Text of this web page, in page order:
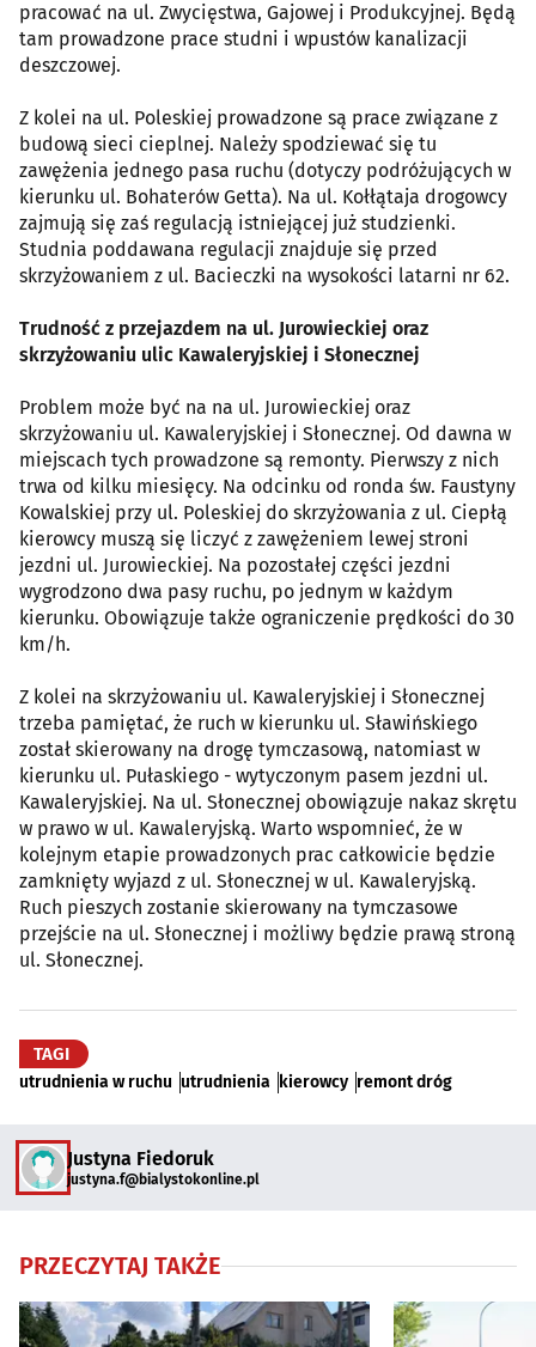
pracować na ul. Zwycięstwa, Gajowej i Produkcyjnej. Będą
tam prowadzone prace studni i wpustów kanalizacji
deszczowej.
Z kolei na ul. Poleskiej prowadzone są prace związane z
budową sieci cieplnej. Należy spodziewać się tu
zawężenia jednego pasa ruchu (dotyczy podróżujących w
kierunku ul. Bohaterów Getta). Na ul. Kołłątaja drogowcy
zajmują się zaś regulacją istniejącej już studzienki.
Studnia poddawana regulacji znajduje się przed
skrzyżowaniem z ul. Bacieczki na wysokości latarni nr 62.
Trudność z przejazdem na ul. Jurowieckiej oraz
skrzyżowaniu ulic Kawaleryjskiej i Słonecznej
Problem może być na na ul. Jurowieckiej oraz
skrzyżowaniu ul. Kawaleryjskiej i Słonecznej. Od dawna w
miejscach tych prowadzone są remonty. Pierwszy z nich
trwa od kilku miesięcy. Na odcinku od ronda św. Faustyny
Kowalskiej przy ul. Poleskiej do skrzyżowania z ul. Ciepłą
kierowcy muszą się liczyć z zawężeniem lewej stroni
jezdni ul. Jurowieckiej. Na pozostałej części jezdni
wygrodzono dwa pasy ruchu, po jednym w każdym
kierunku. Obowiązuje także ograniczenie prędkości do 30
km/h.
Z kolei na skrzyżowaniu ul. Kawaleryjskiej i Słonecznej
trzeba pamiętać, że ruch w kierunku ul. Sławińskiego
został skierowany na drogę tymczasową, natomiast w
kierunku ul. Pułaskiego - wytyczonym pasem jezdni ul.
Kawaleryjskiej. Na ul. Słonecznej obowiązuje nakaz skrętu
w prawo w ul. Kawaleryjską. Warto wspomnieć, że w
kolejnym etapie prowadzonych prac całkowicie będzie
zamknięty wyjazd z ul. Słonecznej w ul. Kawaleryjską.
Ruch pieszych zostanie skierowany na tymczasowe
przejście na ul. Słonecznej i możliwy będzie prawą stroną
ul. Słonecznej.
TAGI
utrudnienia w ruchu utrudnienia kierowcy remont dróg
Justyna Fiedoruk
justyna.f@bialystokonline.pl
PRZECZYTAJ TAKŻE